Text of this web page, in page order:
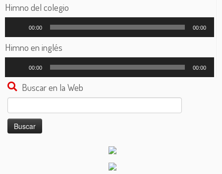
Himno del colegio
audio
00:00 00:00
Himno en inglés
audio
00:00 00:00
Buscar en la Web
Buscar: